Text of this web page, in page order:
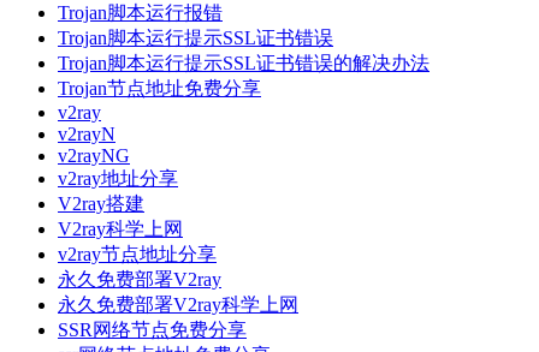
Trojan脚本运行报错
Trojan脚本运行提示SSL证书错误
Trojan脚本运行提示SSL证书错误的解决办法
Trojan节点地址免费分享
v2ray
v2rayN
v2rayNG
v2ray地址分享
V2ray搭建
V2ray科学上网
v2ray节点地址分享
永久免费部署V2ray
永久免费部署V2ray科学上网
SSR网络节点免费分享